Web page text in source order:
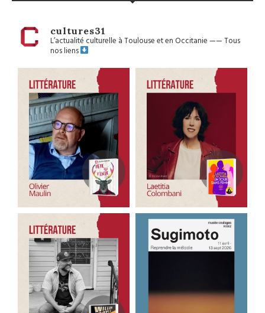
cultures31
L’actualité culturelle à Toulouse et en Occitanie——Tous
nos liens